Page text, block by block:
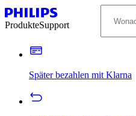
ProdukteSupport
Später bezahlen mit Klarna